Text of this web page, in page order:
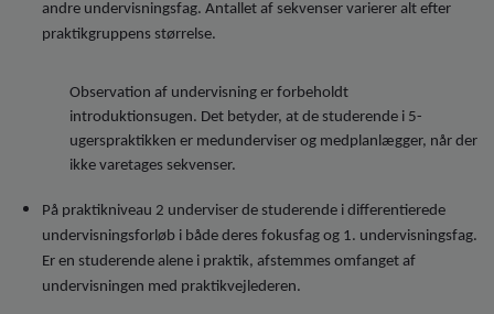
andre undervisningsfag. Antallet af sekvenser varierer alt efter
praktikgruppens størrelse.
Observation af undervisning er forbeholdt
introduktionsugen. Det betyder, at de studerende i 5-
ugerspraktikken er medunderviser og medplanlægger, når der
ikke varetages sekvenser.
På praktikniveau 2 underviser de studerende i differentierede
undervisningsforløb i både deres fokusfag og 1. undervisningsfag.
Er en studerende alene i praktik, afstemmes omfanget af
undervisningen med praktikvejlederen.